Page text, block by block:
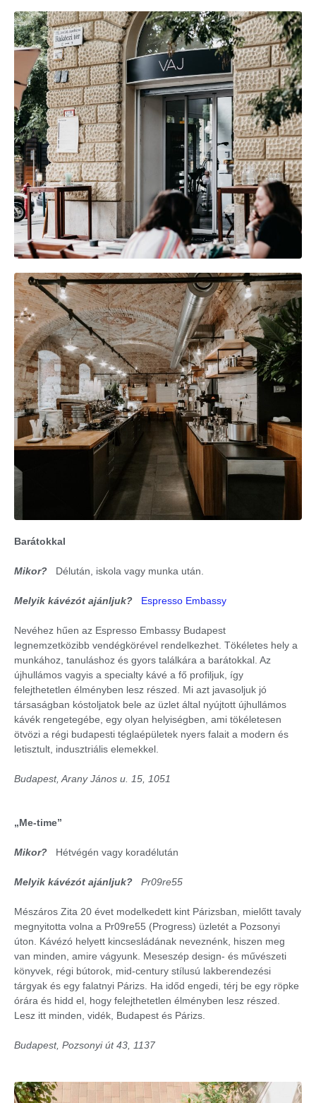
Barátokkal
Mikor? Délután, iskola vagy munka után.
Melyik kávézót ajánljuk? Espresso Embassy
Nevéhez hűen az Espresso Embassy Budapest
legnemzetközibb vendégkörével rendelkezhet. Tökéletes hely a
munkához, tanuláshoz és gyors találkára a barátokkal. Az
újhullámos vagyis a specialty kávé a fő profiljuk, így
felejthetetlen élményben lesz részed. Mi azt javasoljuk jó
társaságban kóstoljatok bele az üzlet által nyújtott újhullámos
kávék rengetegébe, egy olyan helyiségben, ami tökéletesen
ötvözi a régi budapesti téglaépületek nyers falait a modern és
letisztult, indusztriális elemekkel.
Budapest, Arany János u. 15, 1051
„Me-time”
Mikor? Hétvégén vagy koradélután
Melyik kávézót ajánljuk? Pr09re55
Mészáros Zita 20 évet modelkedett kint Párizsban, mielőtt tavaly
megnyitotta volna a Pr09re55 (Progress) üzletét a Pozsonyi
úton. Kávézó helyett kincsesládának neveznénk, hiszen meg
van minden, amire vágyunk. Meseszép design- és művészeti
könyvek, régi bútorok, mid-century stílusú lakberendezési
tárgyak és egy falatnyi Párizs. Ha időd engedi, térj be egy röpke
órára és hidd el, hogy felejthetetlen élményben lesz részed.
Lesz itt minden, vidék, Budapest és Párizs.
Budapest, Pozsonyi út 43, 1137